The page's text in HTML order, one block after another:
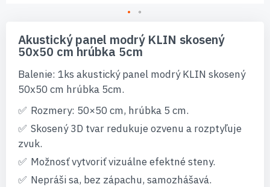
začiatok
galérie
Akustický panel modrý KLIN skosený
50x50 cm hrúbka 5cm
Balenie: 1ks akustický panel modrý KLIN skosený
50x50 cm hrúbka 5cm.
Rozmery: 50×50 cm, hrúbka 5 cm.
Skosený 3D tvar redukuje ozvenu a rozptyľuje
zvuk.
Možnosť vytvoriť vizuálne efektné steny.
Nepráši sa, bez zápachu, samozhášavá.